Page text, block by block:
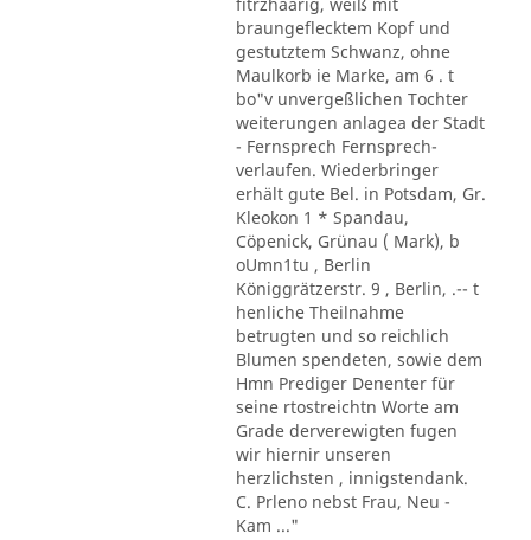
braungeflecktem Kopf und
gestutztem Schwanz, ohne
Maulkorb ie Marke, am 6 . t
bo"v unvergeßlichen Tochter
weiterungen anlagea der Stadt
- Fernsprech Fernsprech-
verlaufen. Wiederbringer
erhält gute Bel. in Potsdam, Gr.
Kleokon 1 * Spandau,
Cöpenick, Grünau ( Mark), b
oUmn1tu , Berlin
Königgrätzerstr. 9 , Berlin, .-- t
henliche Theilnahme
betrugten und so reichlich
Blumen spendeten, sowie dem
Hmn Prediger Denenter für
seine rtostreichtn Worte am
Grade derverewigten fugen
wir hiernir unseren
herzlichsten , innigstendank.
C. Prleno nebst Frau, Neu -
Kam ..."